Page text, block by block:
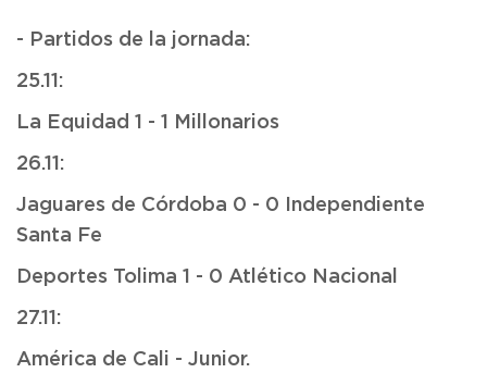
- Partidos de la jornada:
25.11:
La Equidad 1 - 1 Millonarios
26.11:
Jaguares de Córdoba 0 - 0 Independiente
Santa Fe
Deportes Tolima 1 - 0 Atlético Nacional
27.11:
América de Cali - Junior.